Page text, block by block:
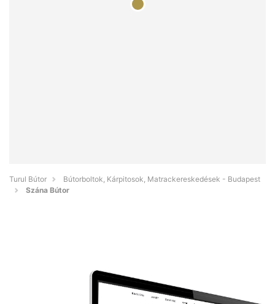
Turul Bútor
Bútorboltok, Kárpitosok, Matrackereskedések - Budapest
Szána Bútor